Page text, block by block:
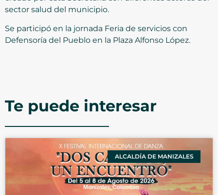
sector salud del municipio.
Se participó en la jornada Feria de servicios con
Defensoría del Pueblo en la Plaza Alfonso López.
Te puede interesar
ALCALDÍA DE MANIZALES